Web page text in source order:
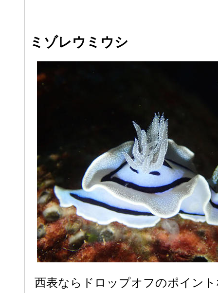
ミゾレウミウシ
西表ならドロップオフのポイン